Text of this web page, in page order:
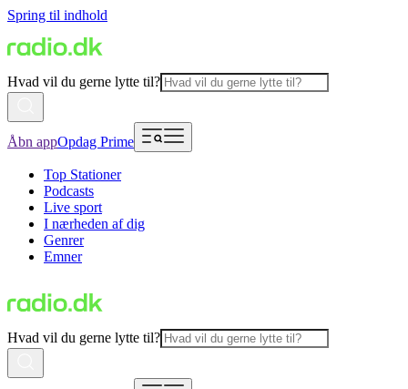
Spring til indhold
Hvad vil du gerne lytte til?
Åbn appOpdag Prime
Top Stationer
Podcasts
Live sport
I nærheden af dig
Genrer
Emner
Hvad vil du gerne lytte til?